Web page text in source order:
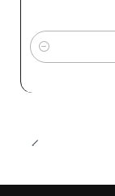
Cantidad